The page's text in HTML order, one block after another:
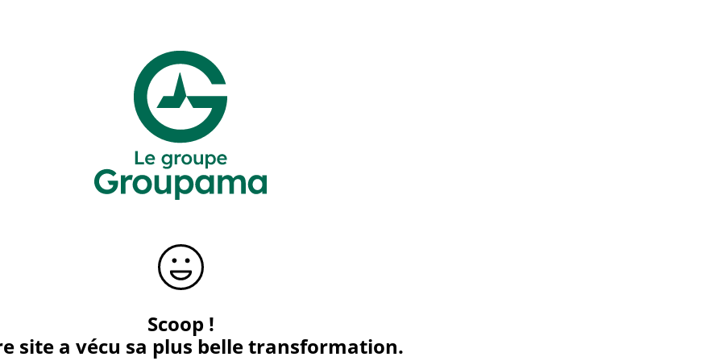
Scoop !
site a vécu sa plus belle transformation.